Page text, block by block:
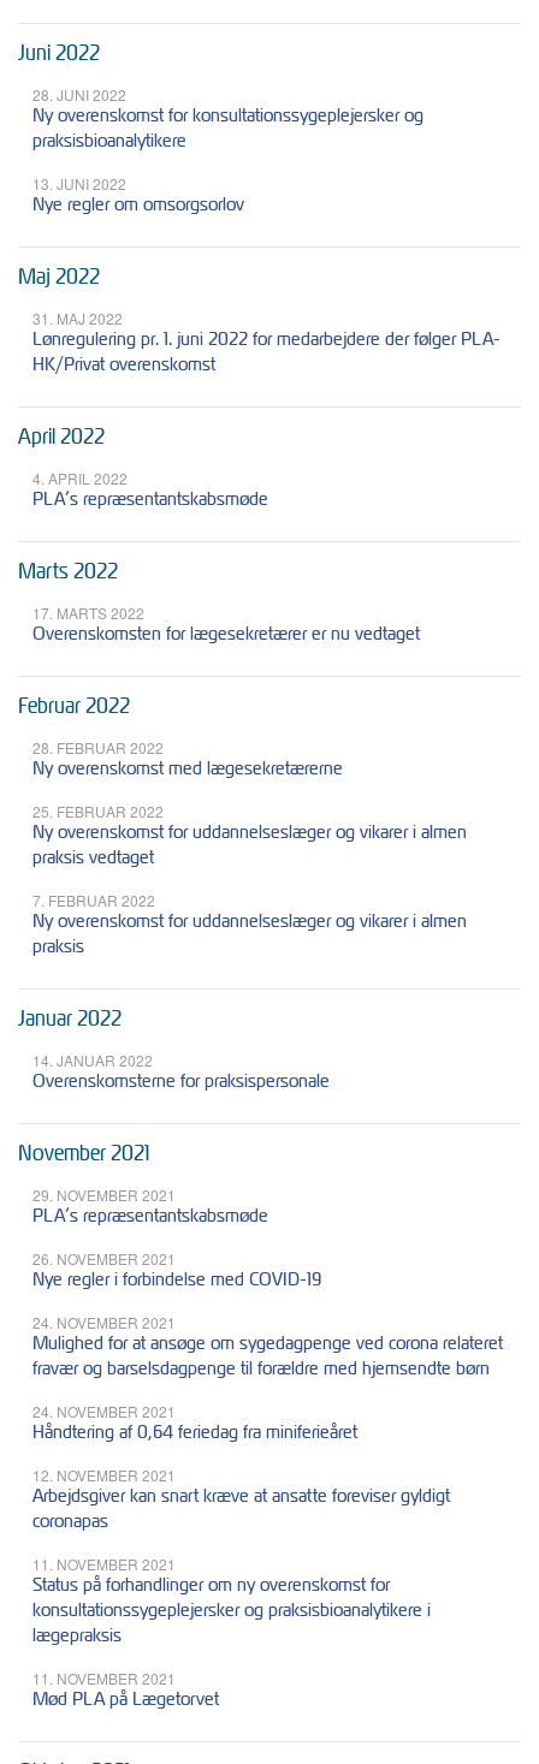
Juni 2022
28. JUNI 2022
Ny overenskomst for konsultationssygeplejersker og
praksisbioanalytikere
13. JUNI 2022
Nye regler om omsorgsorlov
Maj 2022
31. MAJ 2022
Lønregulering pr. 1. juni 2022 for medarbejdere der følger PLA-
HK/Privat overenskomst
April 2022
4. APRIL 2022
PLA’s repræsentantskabsmøde
Marts 2022
17. MARTS 2022
Overenskomsten for lægesekretærer er nu vedtaget
Februar 2022
28. FEBRUAR 2022
Ny overenskomst med lægesekretærerne
25. FEBRUAR 2022
Ny overenskomst for uddannelseslæger og vikarer i almen
praksis vedtaget
7. FEBRUAR 2022
Ny overenskomst for uddannelseslæger og vikarer i almen
praksis
Januar 2022
14. JANUAR 2022
Overenskomsterne for praksispersonale
November 2021
29. NOVEMBER 2021
PLA’s repræsentantskabsmøde
26. NOVEMBER 2021
Nye regler i forbindelse med COVID-19
24. NOVEMBER 2021
Mulighed for at ansøge om sygedagpenge ved corona relateret
fravær og barselsdagpenge til forældre med hjemsendte børn
24. NOVEMBER 2021
Håndtering af 0,64 feriedag fra miniferieåret
12. NOVEMBER 2021
Arbejdsgiver kan snart kræve at ansatte foreviser gyldigt
coronapas
11. NOVEMBER 2021
Status på forhandlinger om ny overenskomst for
konsultationssygeplejersker og praksisbioanalytikere i
lægepraksis
11. NOVEMBER 2021
Mød PLA på Lægetorvet